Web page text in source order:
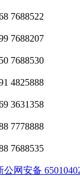
7688522
7688207
7688530
4825888
3631358
7778888
7688535
公网安备